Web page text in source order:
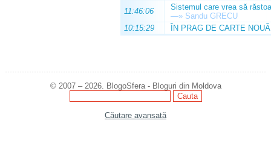
11:46:06
Sistemul care vrea să
—» Sandu GRECU
10:15:29
ÎN PRAG DE CARTE NOUĂ
© 2007 – 2026. BlogoSfera - Bloguri din Moldova
Căutare avansată